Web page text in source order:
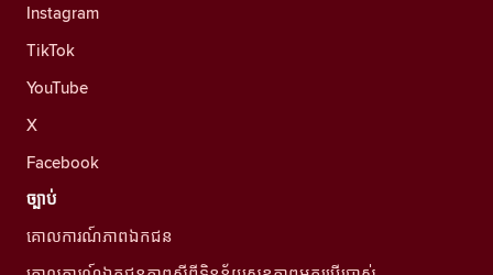
Instagram
TikTok
YouTube
X
Facebook
ច្បាប់
គោលការណ៍ភាពឯកជន